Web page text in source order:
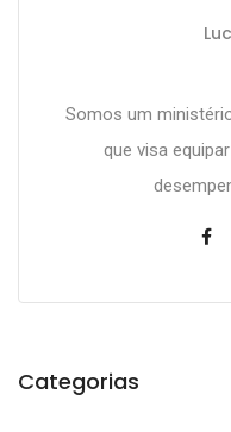
Somos um
que visa
Categorias